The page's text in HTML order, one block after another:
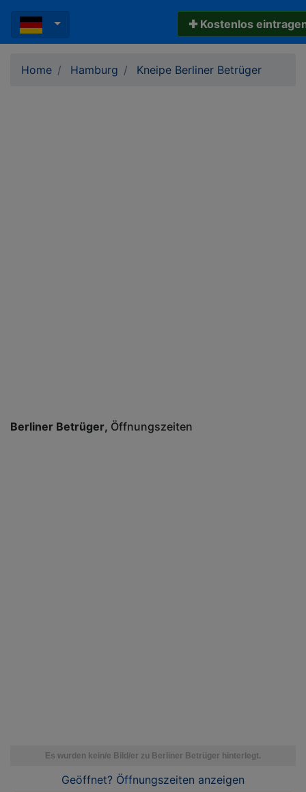
✚ Kostenlos
Home Hamburg Kneipe Berliner Betrüger
Berliner Betrüger Öffnungszeiten
Geöffnet? Öffnungszeiten anzeigen